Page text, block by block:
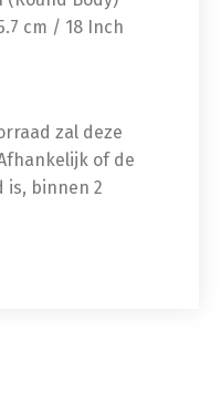
cm / 18 Inch
zal deze
of de
is, binnen 2